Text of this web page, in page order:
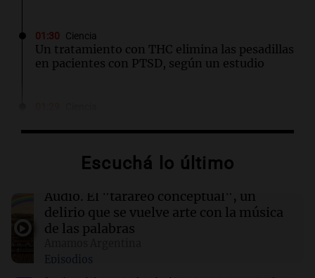
01:30 Ciencia
Un tratamiento con THC elimina las pesadillas
en pacientes con PTSD, según un estudio
artritis reumatoide y provocar brotes
01:02 Mundo
Lionel Messi brilla con dos goles en la victoria
del Inter Miami ante Atlético de San Luis
00:53 Mundo
Escuchá lo último
Audio. El "tarareo conceptual", un
delirio que se vuelve arte con la música
de las palabras
Episodios